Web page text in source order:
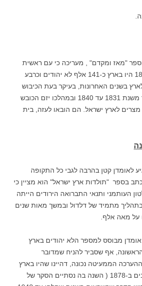
"מאז ומקדם" , מעריכה כי עם ראשית
העלייה הראשונה ב-1882 היו בארץ כ-141 אלף לא יהודים וכרבע
בשנים האחרונות, בעיקר בעת הכיבוש
המצרי. כיבוש זה נמשך משנת 1831 עד 1840 ובמהלכו יזם הכובש
לארץ ישראל. הם הובאו לעזה, בית
לאומדן קטן בהרבה לגבי כל התקופה
בספר "תולדות ארץ ישראל" הוא מציין כי
העותמני ותנאי התברואה הירודים הייתה
בתהליך מתמיד של דלדול ובמשך מאות שנים
על מאה אלף.
מבוסס למספר הלא יהודים בארץ
אף שסביר להניח שמדובר
הממעיטה נכונה, דהיינו שהיו בארץ
בסביבות 100 אלף ערבים ב-1878 ( השנה בה נסתיים הסקר של